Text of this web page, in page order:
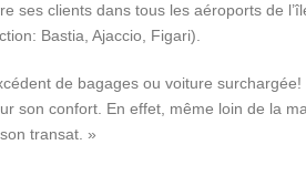
ses clients dans tous les aéroports de
Bastia, Ajaccio, Figari).
de bagages ou voiture surchargée!
son confort. En effet, même loin de la
transat. »